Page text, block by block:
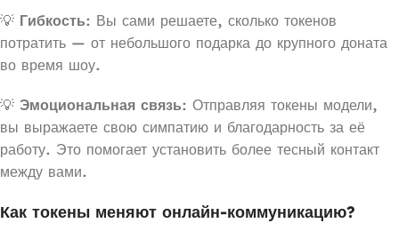
💡 Гибкость: Вы сами решаете, сколько токенов
потратить — от небольшого подарка до крупного доната
во время шоу.
💡 Эмоциональная связь: Отправляя токены модели,
вы выражаете свою симпатию и благодарность за её
работу. Это помогает установить более тесный контакт
между вами.
Как токены меняют онлайн-коммуникацию?